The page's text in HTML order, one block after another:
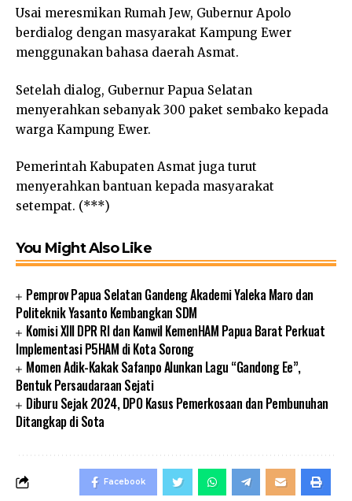
Usai meresmikan Rumah Jew, Gubernur Apolo
berdialog dengan masyarakat Kampung Ewer
menggunakan bahasa daerah Asmat.
Setelah dialog, Gubernur Papua Selatan
menyerahkan sebanyak 300 paket sembako kepada
warga Kampung Ewer.
Pemerintah Kabupaten Asmat juga turut
menyerahkan bantuan kepada masyarakat
setempat. (***)
You Might Also Like
Pemprov Papua Selatan Gandeng Akademi Yaleka Maro dan
Politeknik Yasanto Kembangkan SDM
Komisi XIII DPR RI dan Kanwil KemenHAM Papua Barat Perkuat
Implementasi P5HAM di Kota Sorong
Momen Adik-Kakak Safanpo Alunkan Lagu “Gandong Ee”,
Bentuk Persaudaraan Sejati
Diburu Sejak 2024, DPO Kasus Pemerkosaan dan Pembunuhan
Ditangkap di Sota
Facebook